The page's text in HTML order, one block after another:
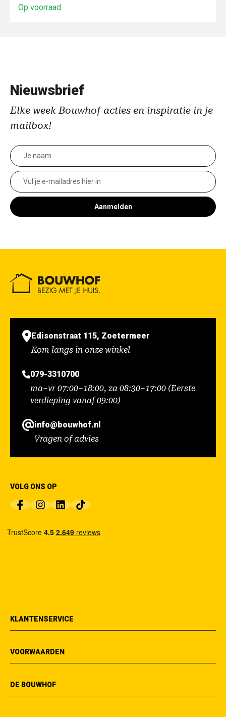
Op voorraad
Nieuwsbrief
Elke week Bouwhof acties en inspiratie in je
mailbox!
Aanmelden
Edisonstraat 115, Zoetermeer
Kom langs in onze winkel
079-3310700
ma–vr 07:00–18:00, za 08:30–17:00 (Eerste
verdieping vanaf 09:00)
info@bouwhof.nl
Vragen of advies
VOLG ONS OP
KLANTENSERVICE
VOORWAARDEN
DE BOUWHOF